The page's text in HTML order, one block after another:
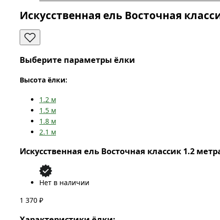
Искусственная ель Восточная
Выберите параметры ёлки
Высота ёлки:
1.2 м
1.5 м
1.8 м
2.1 м
Искусственная ель Восточная классик 1.2
Нет в наличии
1 370 ₽